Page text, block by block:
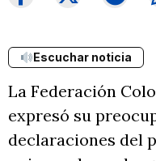
Escuchar noticia
La Federación
expresó su
declaraciones del